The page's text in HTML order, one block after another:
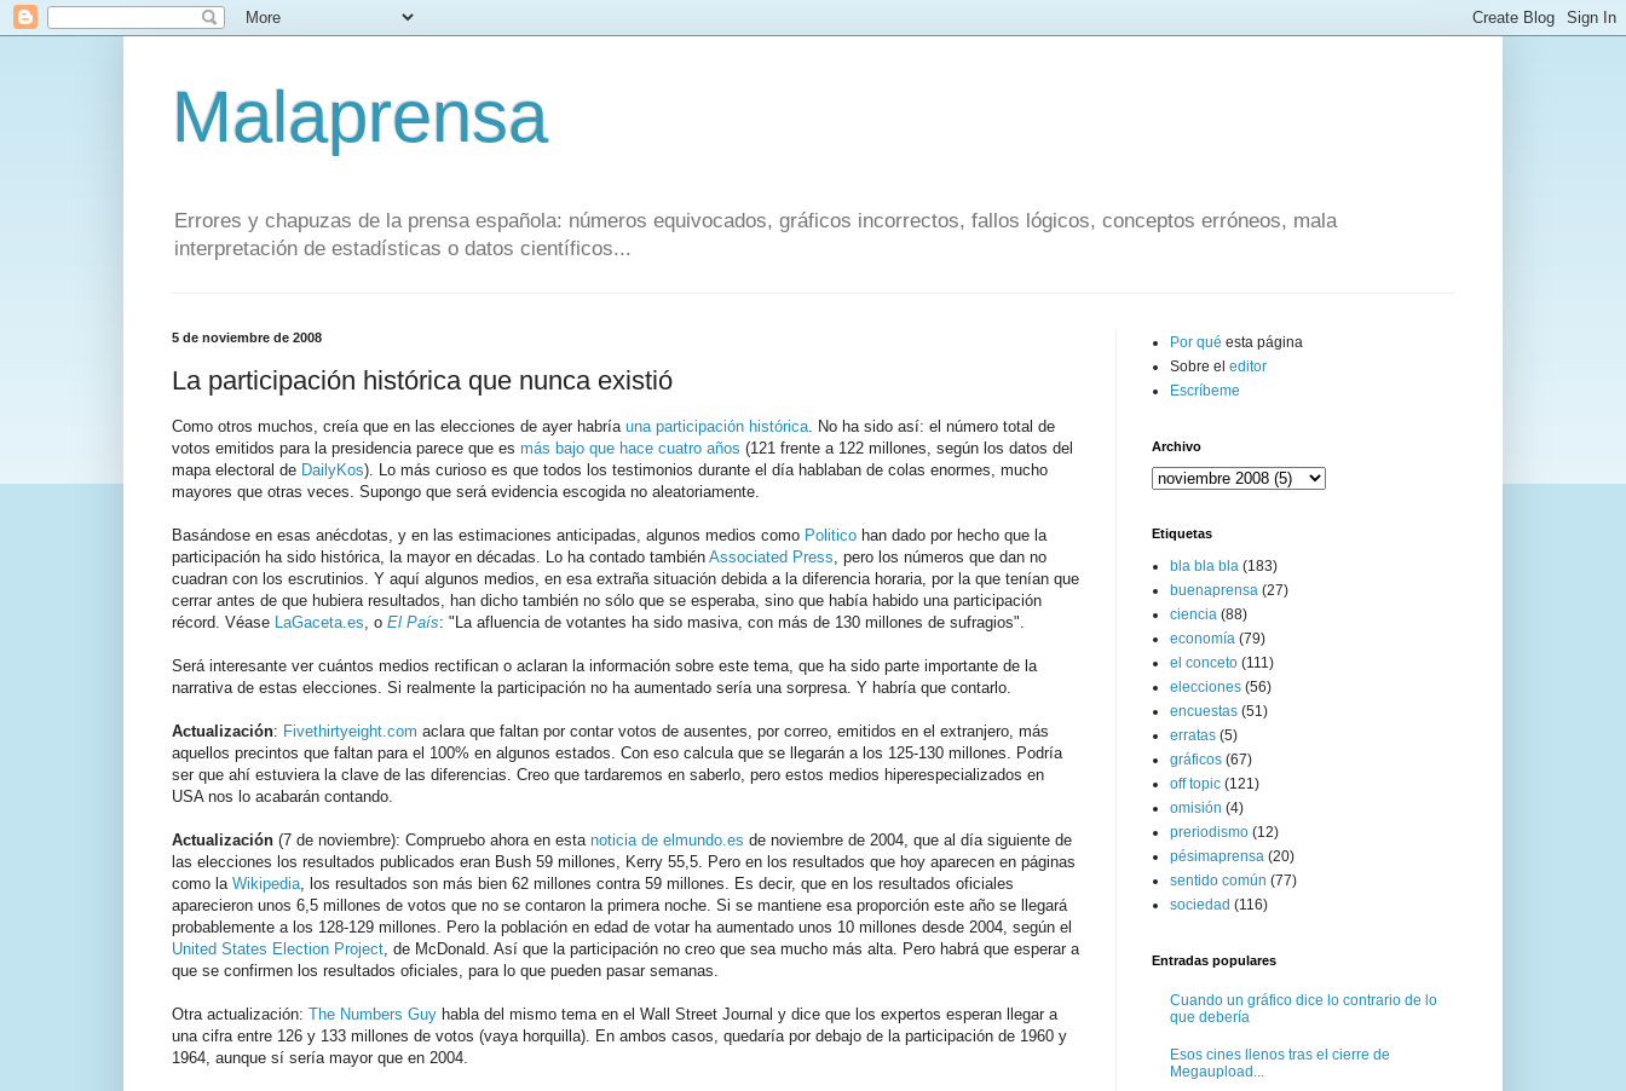
Malaprensa
Errores y chapuzas de la prensa española: números equivocados, gráficos incorrectos, fallos lógicos, conceptos erróneos, mala
interpretación de estadísticas o datos científicos...
5 de noviembre de 2008
La participación histórica que nunca existió
Como otros muchos, creía que en las elecciones de ayer habría una participación histórica. No ha sido así: el número total de
votos emitidos para la presidencia parece que es más bajo que hace cuatro años (121 frente a 122 millones, según los datos del
mapa electoral de DailyKos). Lo más curioso es que todos los testimonios durante el día hablaban de colas enormes, mucho
mayores que otras veces. Supongo que será evidencia escogida no aleatoriamente.
Basándose en esas anécdotas, y en las estimaciones anticipadas, algunos medios como Politico han dado por hecho que la
participación ha sido histórica, la mayor en décadas. Lo ha contado también Associated Press, pero los números que dan no
cuadran con los escrutinios. Y aquí algunos medios, en esa extraña situación debida a la diferencia horaria, por la que tenían que
cerrar antes de que hubiera resultados, han dicho también no sólo que se esperaba, sino que había habido una participación
récord. Véase LaGaceta.es, o El País: "La afluencia de votantes ha sido masiva, con más de 130 millones de sufragios".
Será interesante ver cuántos medios rectifican o aclaran la información sobre este tema, que ha sido parte importante de la
narrativa de estas elecciones. Si realmente la participación no ha aumentado sería una sorpresa. Y habría que contarlo.
Actualización: Fivethirtyeight.com aclara que faltan por contar votos de ausentes, por correo, emitidos en el extranjero, más
aquellos precintos que faltan para el 100% en algunos estados. Con eso calcula que se llegarán a los 125-130 millones. Podría
ser que ahí estuviera la clave de las diferencias. Creo que tardaremos en saberlo, pero estos medios hiperespecializados en
USA nos lo acabarán contando.
Actualización (7 de noviembre): Compruebo ahora en estanoticia de elmundo.es de noviembre de 2004, que al día siguiente de
las elecciones los resultados publicados eran Bush 59 millones, Kerry 55,5. Pero en los resultados que hoy aparecen en páginas
como la Wikipedia, los resultados son más bien 62 millones contra 59 millones. Es decir, que en los resultados oficiales
aparecieron unos 6,5 millones de votos que no se contaron la primera noche. Si se mantiene esa proporción este año se llegará
probablemente a los 128-129 millones. Pero la población en edad de votar ha aumentado unos 10 millones desde 2004, según el
United States Election Project, de McDonald. Así que la participación no creo que sea mucho más alta. Pero habrá que esperar a
que se confirmen los resultados oficiales, para lo que pueden pasar semanas.
Otra actualización: The Numbers Guy habla del mismo tema en el Wall Street Journal y dice que los expertos esperan llegar a
una cifra entre 126 y 133 millones de votos (vaya horquilla). En ambos casos, quedaría por debajo de la participación de 1960 y
1964, aunque sí sería mayor que en 2004.
Por qué esta página
Sobre el editor
Escríbeme
Archivo
Etiquetas
bla bla bla (183)
buenaprensa (27)
ciencia (88)
economía (79)
el conceto (111)
elecciones (56)
encuestas (51)
erratas (5)
gráficos (67)
off topic (121)
omisión (4)
preriodismo (12)
pésimaprensa (20)
sentido común (77)
sociedad (116)
Entradas populares
Cuando un gráfico dice lo contrario de lo
que debería
Esos cines llenos tras el cierre de
Megaupload...